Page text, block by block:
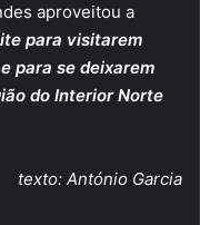
aproveitou a
para visitarem
para se deixarem
do Interior Norte
texto: António Garcia